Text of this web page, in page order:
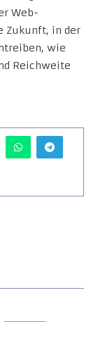
Web-
Zukunft, in der
wie
Reichweite